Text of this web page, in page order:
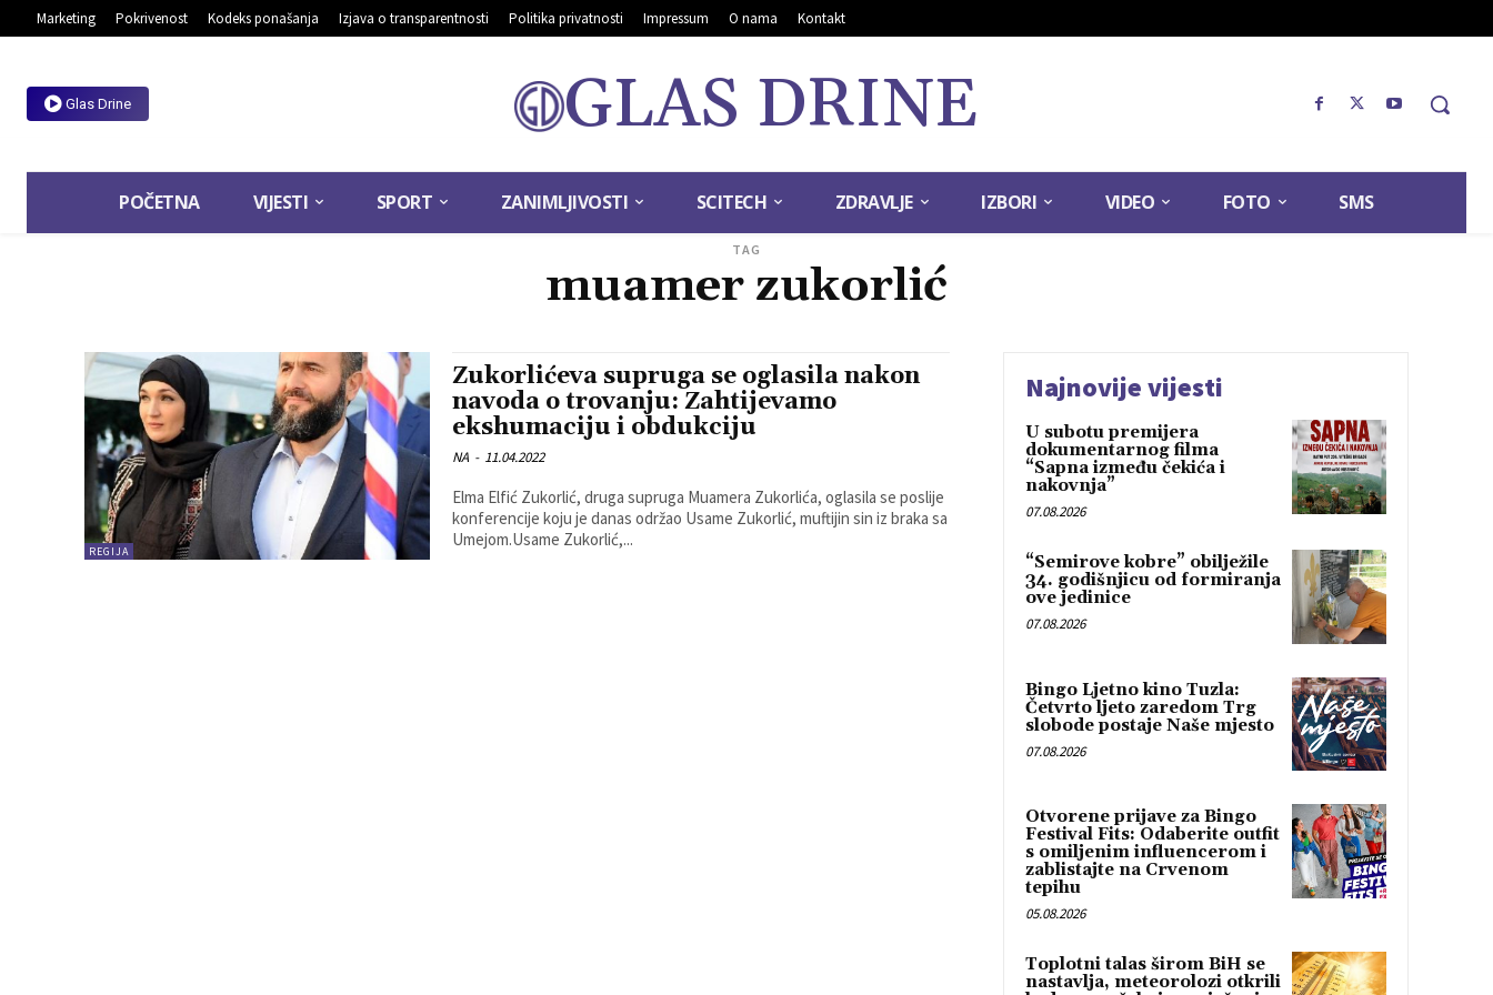
Marketing Pokrivenost Kodeks ponašanja Izjava o transparentnosti Politika privatnosti Impressum O nama Kontakt
Glas Drine GLAS DRINE
POČETNA VIJESTI SPORT ZANIMLJIVOSTI SCITECH ZDRAVLJE IZBORI VIDEO FOTO SMS
TAG
muamer zukorlić
REGIJA
Zukorlićeva supruga se oglasila nakon
navoda o trovanju: Zahtijevamo
ekshumaciju i obdukciju
NA - 11.04.2022
Elma Elfić Zukorlić, druga supruga Muamera Zukorlića, oglasila se poslije
konferencije koju je danas održao Usame Zukorlić, muftijin sin iz braka sa
Umejom.Usame Zukorlić,...
Najnovije vijesti
U subotu premijera
dokumentarnog filma
“Sapna između čekića i
nakovnja”
07.08.2026
“Semirove kobre” obilježile
34. godišnjicu od formiranja
ove jedinice
07.08.2026
Bingo Ljetno kino Tuzla:
Četvrto ljeto zaredom Trg
slobode postaje Naše mjesto
07.08.2026
Otvorene prijave za Bingo
Festival Fits: Odaberite outfit
s omiljenim influencerom i
zablistajte na Crvenom
tepihu
05.08.2026
Toplotni talas širom BiH se
nastavlja, meteorolozi otkrili